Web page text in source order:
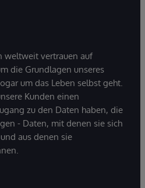
weltweit vertrauen auf
die Grundlagen unseres
um das Leben selbst geht.
Kunden einen
zu den Daten haben, die
- Daten, mit denen sie sich
aus denen sie